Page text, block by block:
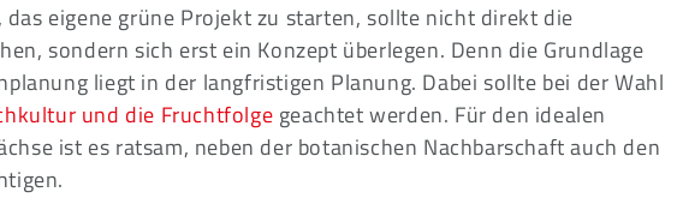
eigene grüne Projekt zu starten, sollte nicht direkt die
sondern sich erst ein Konzept überlegen. Denn die Grundlage
liegt in der langfristigen Planung. Dabei sollte bei der Wahl
und die Fruchtfolge geachtet werden. Für den idealen
ist es ratsam, neben der botanischen Nachbarschaft auch den